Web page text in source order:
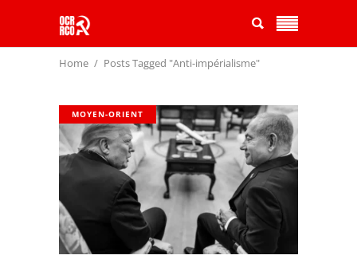
Home Posts Tagged "Anti-impérialisme"
MOYEN-ORIENT